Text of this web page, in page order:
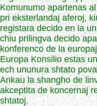
Komunumo apartenas
pri eksterlandaj aferoj,
registara decido en la
chiu prilingva decido
konferenco de la
Europa Konsilio estas
ech ununura shtato
Ankau la shangho de
akceptita de koncernaj
shtatoj.